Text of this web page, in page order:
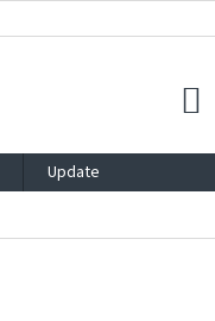
Update